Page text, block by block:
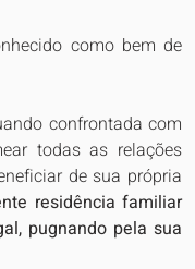
como bem de
confrontada com
todas as relações
de sua própria
residência familiar
pugnando pela sua